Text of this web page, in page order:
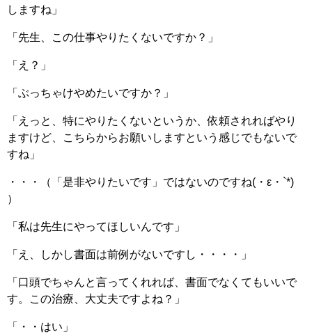
しますね」
「先生、この仕事やりたくないですか？」
「え？」
「ぶっちゃけやめたいですか？」
「えっと、特にやりたくないというか、依頼されればやり
ますけど、こちらからお願いしますという感じでもないで
すね」
・・・（「是非やりたいです」ではないのですね(・ε・`*)
）
「私は先生にやってほしいんです」
「え、しかし書面は前例がないですし・・・・」
「口頭でちゃんと言ってくれれば、書面でなくてもいいで
す。この治療、大丈夫ですよね？」
「・・はい」